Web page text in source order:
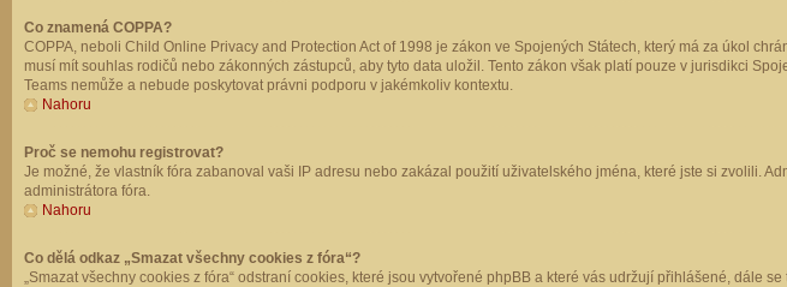
Co znamená COPPA?
COPPA, neboli Child Online Privacy and Protection Act of 1998 je zákon ve Spojených Státech, který má za úkol
musí mít souhlas rodičů nebo zákonných zástupců, aby tyto data uložil. Tento zákon však platí pouze v jurisdikci
Teams nemůže a nebude poskytovat právni podporu v jakémkoliv kontextu.
Nahoru
Proč se nemohu registrovat?
Je možné, že vlastník fóra zabanoval vaši IP adresu nebo zakázal použití uživatelského jména, které jste si zvolili.
administrátora fóra.
Nahoru
Co dělá odkaz „Smazat všechny cookies z fóra“?
„Smazat všechny cookies z fóra“ odstraní cookies, které jsou vytvořené phpBB a které vás udržují přihlášené, dále